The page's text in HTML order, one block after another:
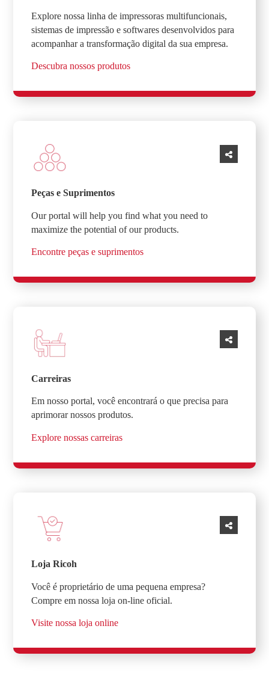
Explore nossa linha de impressoras multifuncionais,
sistemas de impressão e softwares desenvolvidos para
acompanhar a transformação digital da sua empresa.
Descubra nossos produtos
Peças e Suprimentos
Our portal will help you find what you need to
maximize the potential of our products.
Encontre peças e suprimentos
Carreiras
Em nosso portal, você encontrará o que precisa para
aprimorar nossos produtos.
Explore nossas carreiras
Loja Ricoh
Você é proprietário de uma pequena empresa?
Compre em nossa loja on-line oficial.
Visite nossa loja online